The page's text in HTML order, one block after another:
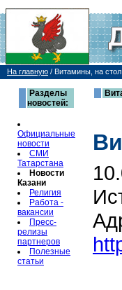
На главную / Витамины, на
Разделы
новостей:
Официальные
новости
СМИ
Татарстана
Новости
Казани
Религия
Работа -
вакансии
Пресс-
релизы
партнеров
Полезные
статьи